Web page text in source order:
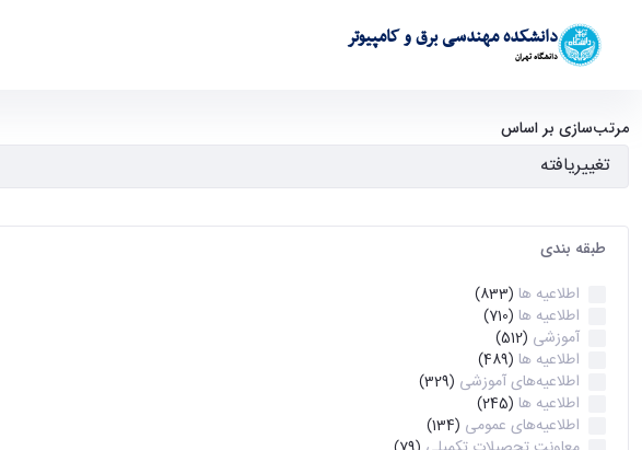
دانشکده مهندسی برق و کامپیوتر
دانشگاه تهران
آرشیو اطلاعیه ها - ece- دانشکده مهندسی برق و کامپیوتر
مرتب‌سازی بر اساس
طبقه بندی
اطلاعیه ها (833)
اطلاعیه ها (710)
آموزشی (512)
اطلاعیه ها (489)
اطلاعیه‌های‌ آموزشی (329)
اطلاعیه ها (245)
اطلاعیه‌های عمومی (134)